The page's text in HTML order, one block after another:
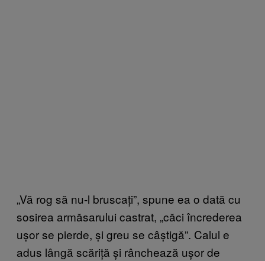
„Vă rog să nu-l bruscați”, spune ea o dată cu
sosirea armăsarului castrat, „căci încrederea
ușor se pierde, și greu se câștigă”. Calul e
adus lângă scăriță și rânchează ușor de